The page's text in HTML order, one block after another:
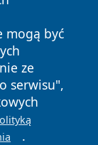
mogą być
ze
serwisu",
.
zastrzeżone.
Polityka
Cookies